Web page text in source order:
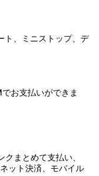
ト、ミニストップ、デ
お支払いができま
まとめて支払い、
ット決済、モバイル